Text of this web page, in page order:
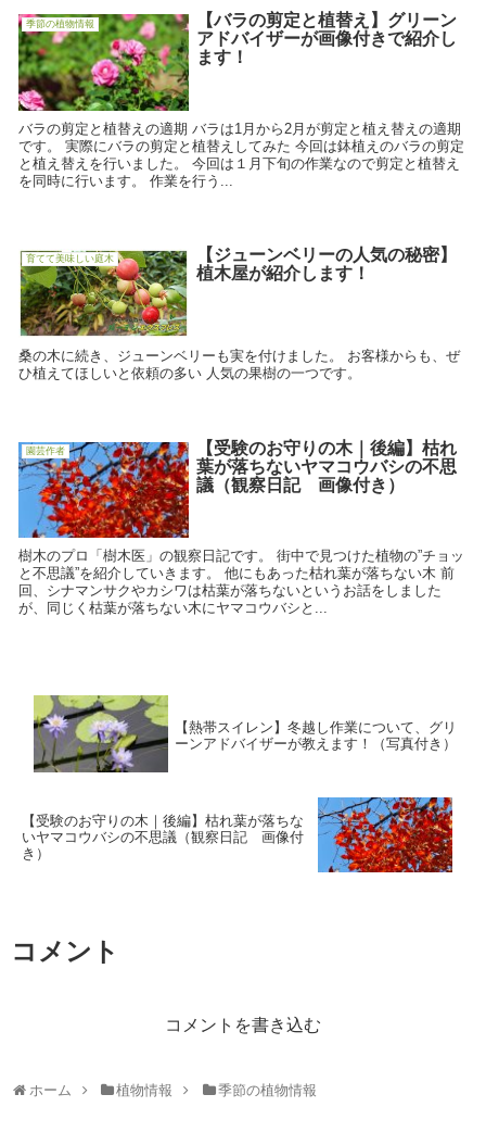
季節の植物情報
【バラの剪定と植替え】グリーン
アドバイザーが画像付きで紹介し
ます！
バラの剪定と植替えの適期 バラは1月から2月が剪定と植え替えの適期
です。 実際にバラの剪定と植替えしてみた 今回は鉢植えのバラの剪定
と植え替えを行いました。 今回は１月下旬の作業なので剪定と植替え
を同時に行います。 作業を行う...
育てて美味しい庭木
【ジューンベリーの人気の秘密】
植木屋が紹介します！
桑の木に続き、ジューンベリーも実を付けました。 お客様からも、ぜ
ひ植えてほしいと依頼の多い 人気の果樹の一つです。
園芸作者
【受験のお守りの木｜後編】枯れ
葉が落ちないヤマコウバシの不思
議（観察日記 画像付き）
樹木のプロ「樹木医」の観察日記です。 街中で見つけた植物の”チョッ
と不思議”を紹介していきます。 他にもあった枯れ葉が落ちない木 前
回、シナマンサクやカシワは枯葉が落ちないというお話をしました
が、同じく枯葉が落ちない木にヤマコウバシと...
【熱帯スイレン】冬越し作業について、グリ
ーンアドバイザーが教えます！（写真付き）
【受験のお守りの木｜後編】枯れ葉が落ちな
いヤマコウバシの不思議（観察日記 画像付
き）
コメント
コメントを書き込む
ホーム 植物情報 季節の植物情報